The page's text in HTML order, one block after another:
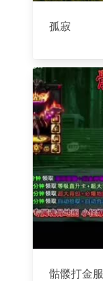
孤寂
骷髅打金服